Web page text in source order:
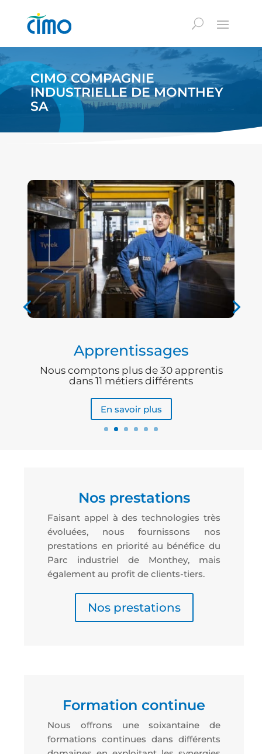
CIMO COMPAGNIE
INDUSTRIELLE DE MONTHEY
SA
Apprentissages
Nous comptons plus de 30 apprentis
dans 11 métiers différents
En savoir plus
Nos prestations
Faisant appel à des technologies très
évoluées, nous fournissons nos
prestations en priorité au bénéfice du
Parc industriel de Monthey, mais
également au profit de clients-tiers.
Nos prestations
Formation continue
Nous offrons une soixantaine de
formations continues dans différents